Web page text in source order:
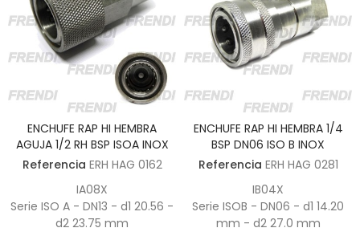
ENCHUFE RAP HI HEMBRA
AGUJA 1/2 RH BSP ISOA INOX
Referencia ERH HAG 0162
IA08X
Serie ISO A - DN13 - d1 20.56 -
d2 23.75 mm
ENCHUFE RAP HI HEMBRA 1/4
BSP DN06 ISO B INOX
Referencia ERH HAG 0281
IB04X
Serie ISOB - DN06 - d1 14.20
mm - d2 27.0 mm